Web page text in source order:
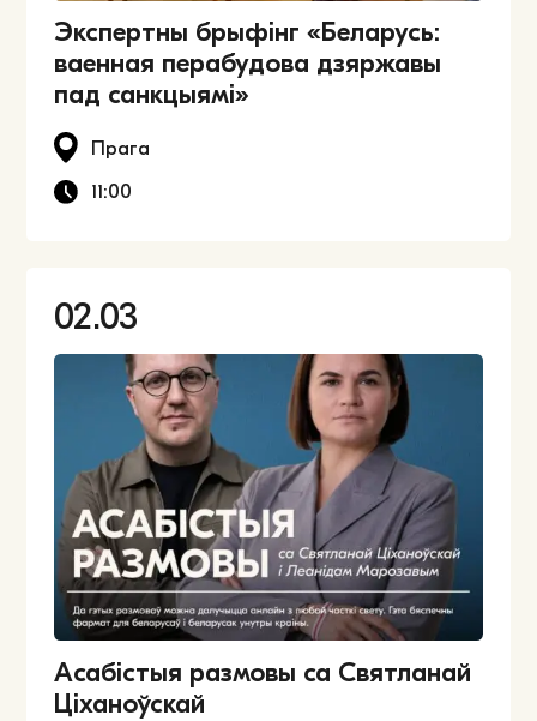
Экспертны брыфінг «Беларусь:
ваенная перабудова дзяржавы
пад санкцыямі»
Прага
11:00
02.03
Асабістыя размовы са Святланай
Ціханоўскай